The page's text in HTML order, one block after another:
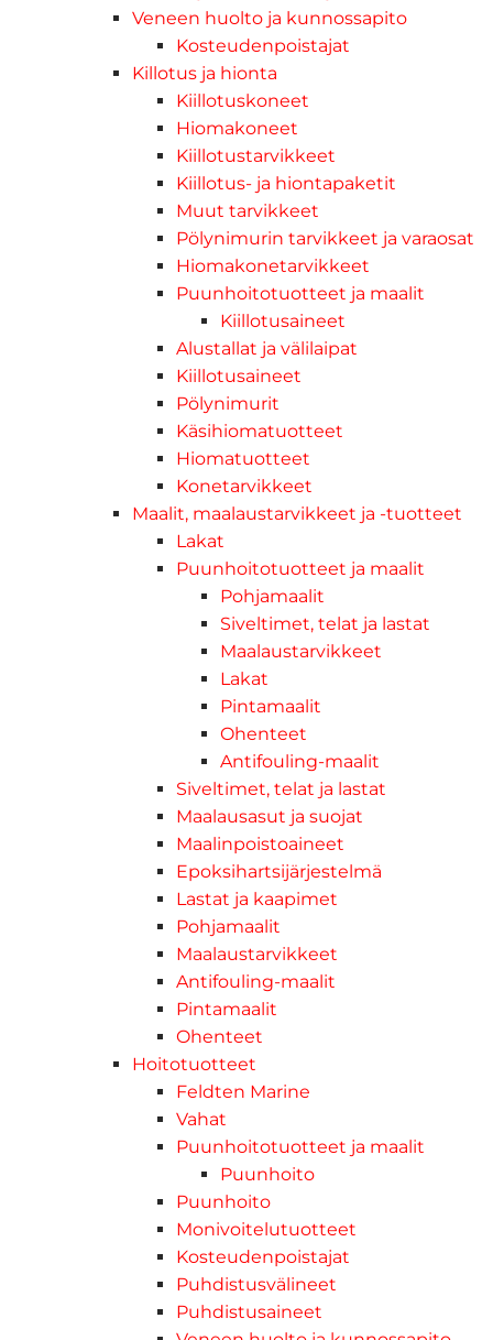
Veneen huolto ja kunnossapito
Kosteudenpoistajat
Killotus ja hionta
Kiillotuskoneet
Hiomakoneet
Kiillotustarvikkeet
Kiillotus- ja hiontapaketit
Muut tarvikkeet
Pölynimurin tarvikkeet ja varaosat
Hiomakonetarvikkeet
Puunhoitotuotteet ja maalit
Kiillotusaineet
Alustallat ja välilaipat
Kiillotusaineet
Pölynimurit
Käsihiomatuotteet
Hiomatuotteet
Konetarvikkeet
Maalit, maalaustarvikkeet ja -tuotteet
Lakat
Puunhoitotuotteet ja maalit
Pohjamaalit
Siveltimet, telat ja lastat
Maalaustarvikkeet
Lakat
Pintamaalit
Ohenteet
Antifouling-maalit
Siveltimet, telat ja lastat
Maalausasut ja suojat
Maalinpoistoaineet
Epoksihartsijärjestelmä
Lastat ja kaapimet
Pohjamaalit
Maalaustarvikkeet
Antifouling-maalit
Pintamaalit
Ohenteet
Hoitotuotteet
Feldten Marine
Vahat
Puunhoitotuotteet ja maalit
Puunhoito
Puunhoito
Monivoitelutuotteet
Kosteudenpoistajat
Puhdistusvälineet
Puhdistusaineet